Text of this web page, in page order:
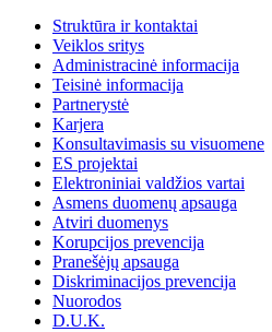
Struktūra ir kontaktai
Veiklos sritys
Administracinė informacija
Teisinė informacija
Partnerystė
Karjera
Konsultavimasis su visuomene
ES projektai
Elektroniniai valdžios vartai
Asmens duomenų apsauga
Atviri duomenys
Korupcijos prevencija
Pranešėjų apsauga
Diskriminacijos prevencija
Nuorodos
D.U.K.